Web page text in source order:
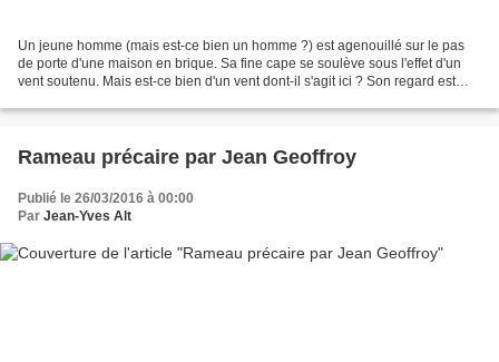
Un jeune homme (mais est-ce bien un homme ?) est agenouillé sur le pas
de porte d'une maison en brique. Sa fine cape se soulève sous l'effet d'un
vent soutenu. Mais est-ce bien d'un vent dont-il s'agit ici ? Son regard est
Rameau précaire par Jean Geoffroy
Publié le 26/03/2016 à 00:00
Par Jean-Yves Alt